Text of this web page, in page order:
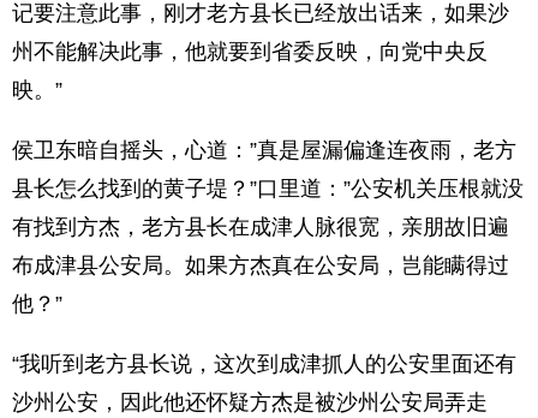
记要注意此事，刚才老方县长已经放出话来，如果沙
州不能解决此事，他就要到省委反映，向党中央反
映。”
侯卫东暗自摇头，心道：”真是屋漏偏逢连夜雨，老方
县长怎么找到的黄子堤？”口里道：”公安机关压根就没
有找到方杰，老方县长在成津人脉很宽，亲朋故旧遍
布成津县公安局。如果方杰真在公安局，岂能瞒得过
他？”
“我听到老方县长说，这次到成津抓人的公安里面还有
沙州公安，因此他还怀疑方杰是被沙州公安局弄走